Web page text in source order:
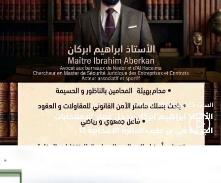
السبت 25 أبريل 2026 - 7:30
الأستاذ ابراهيم ابركان يدخل غمار الامنتخابات
الجزئية في بن طيب الدائرة الانتخابية 11